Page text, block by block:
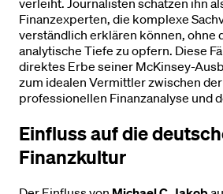
verleiht. Journalisten schätzen ihn
Finanzexperten, die komplexe
verständlich erklären können, ohne
analytische Tiefe zu opfern. Diese
direktes Erbe seiner McKinsey-
zum idealen Vermittler zwischen
professionellen Finanzanalyse und
Einfluss auf die
Finanzkultur